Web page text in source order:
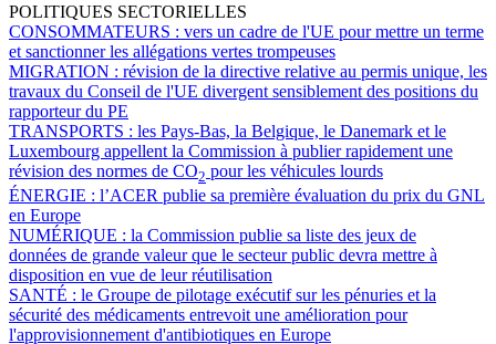
POLITIQUES SECTORIELLES
CONSOMMATEURS : vers un cadre de l'UE pour mettre un terme
et sanctionner les allégations vertes trompeuses
MIGRATION : révision de la directive relative au permis unique, les
travaux du Conseil de l'UE divergent sensiblement des positions du
rapporteur du PE
TRANSPORTS : les Pays-Bas, la Belgique, le Danemark et le
Luxembourg appellent la Commission à publier rapidement une
révision des normes de CO2 pour les véhicules lourds
ÉNERGIE : l’ACER publie sa première évaluation du prix du GNL
en Europe
NUMÉRIQUE : la Commission publie sa liste des jeux de
données de grande valeur que le secteur public devra mettre à
disposition en vue de leur réutilisation
SANTÉ : le Groupe de pilotage exécutif sur les pénuries et la
sécurité des médicaments entrevoit une amélioration pour
l'approvisionnement d'antibiotiques en Europe